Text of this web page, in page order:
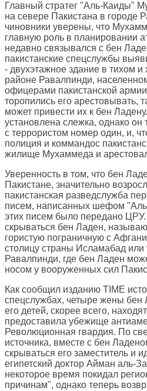
Главный стратег "Аль-Каиды"
на севере Пакистана в городе
чиновники уверены, что
главную роль в планировании
недавно связывался с бен
пакистанские спецслужбы
- двухэтажное здание в тихом
районе Равалпинди,
офицерами пакистанской
торопились его арестовывать,
может привести их к бен
установлена слежка, однако он
с террористом номер один, и,
полиция и коммандос
жилище Мухаммеда и
Уверенность в том, что бен
Пакистане, значительно
пакистанская разведслужба
писем, написанных шефом
этих писем было передано
скрываться бен Ладен,
гористую пограничную с
столицу страны Исламабад или
Равалпинди, где бен Ладен
носом у вооруженных сил
Как сообщил изданию TIME
спецслужбах, четыре жены бен
его детей, скорее всего,
предоставила убежище
Революционная гвардия. По
источника, вместе с бен
скрываться его заместитель и
египетский доктор Айман аль-
некоторое время покидал
причинам", однако теперь